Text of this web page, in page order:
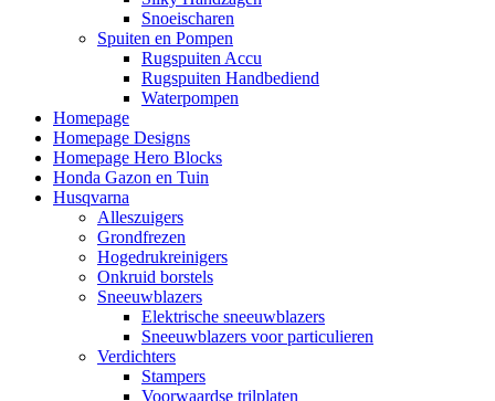
Snoeischaren
Spuiten en Pompen
Rugspuiten Accu
Rugspuiten Handbediend
Waterpompen
Homepage
Homepage Designs
Homepage Hero Blocks
Honda Gazon en Tuin
Husqvarna
Alleszuigers
Grondfrezen
Hogedrukreinigers
Onkruid borstels
Sneeuwblazers
Elektrische sneeuwblazers
Sneeuwblazers voor particulieren
Verdichters
Stampers
Voorwaardse trilplaten